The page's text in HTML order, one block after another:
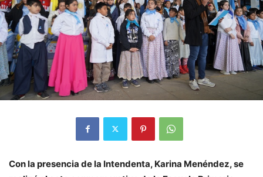
Con la presencia de la Intendenta, Karina Menéndez, se